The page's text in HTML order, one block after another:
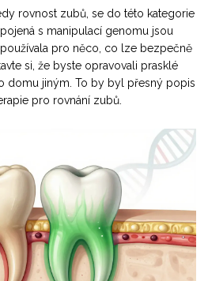
rovnost zubů, se do této kategorie
s manipulací genomu jsou
pro něco, co lze bezpečně
si, že byste opravovali prasklé
domu jiným. To by byl přesný popis
pro rovnání zubů.